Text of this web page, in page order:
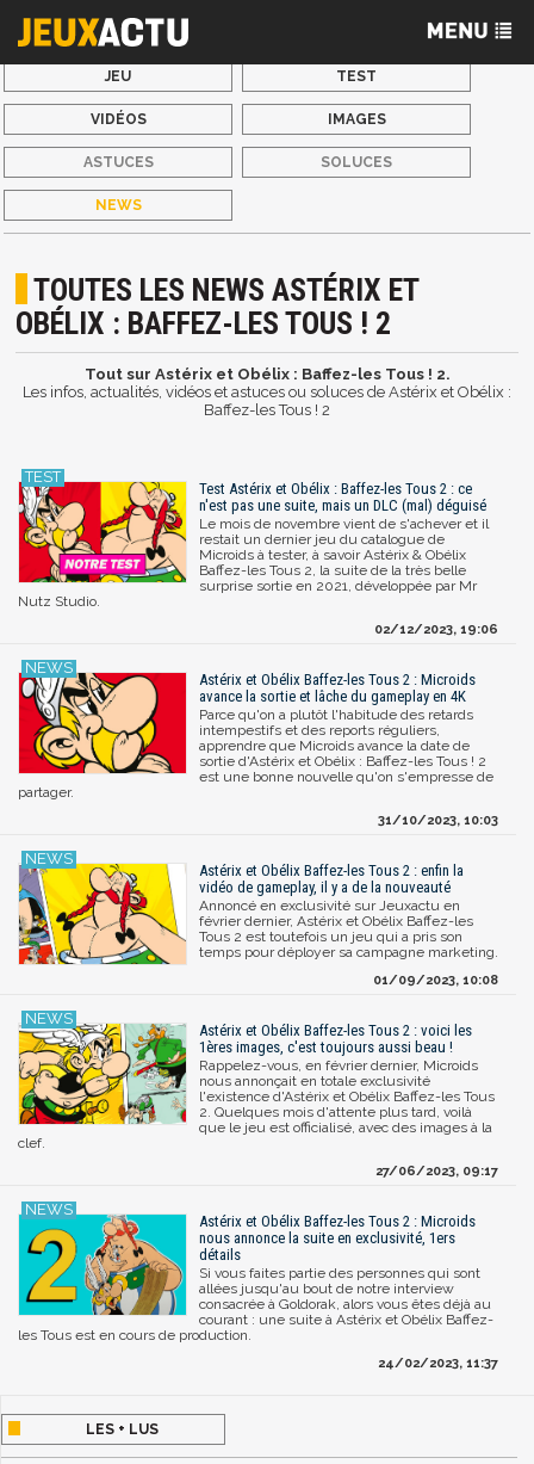
JEU TEST
VIDÉOS IMAGES
ASTUCES SOLUCES
NEWS
TOUTES LES NEWS ASTÉRIX ET
OBÉLIX : BAFFEZ-LES TOUS ! 2
Tout sur Astérix et Obélix : Baffez-les Tous ! 2.
Les infos, actualités, vidéos et astuces ou soluces de Astérix et Obélix :
Baffez-les Tous ! 2
Test Astérix et Obélix : Baffez-les Tous 2 : ce
n'est pas une suite, mais un DLC (mal) déguisé
Le mois de novembre vient de s'achever et il
restait un dernier jeu du catalogue de
Microids à tester, à savoir Astérix & Obélix
Baffez-les Tous 2, la suite de la très belle
surprise sortie en 2021, développée par Mr
Nutz Studio.
02/12/2023, 19:06
Astérix et Obélix Baffez-les Tous 2 : Microids
avance la sortie et lâche du gameplay en 4K
Parce qu'on a plutôt l'habitude des retards
intempestifs et des reports réguliers,
apprendre que Microids avance la date de
sortie d'Astérix et Obélix : Baffez-les Tous ! 2
est une bonne nouvelle qu'on s'empresse de
partager.
31/10/2023, 10:03
Astérix et Obélix Baffez-les Tous 2 : enfin la
vidéo de gameplay, il y a de la nouveauté
Annoncé en exclusivité sur Jeuxactu en
février dernier, Astérix et Obélix Baffez-les
Tous 2 est toutefois un jeu qui a pris son
temps pour déployer sa campagne marketing.
01/09/2023, 10:08
Astérix et Obélix Baffez-les Tous 2 : voici les
1ères images, c'est toujours aussi beau !
Rappelez-vous, en février dernier, Microids
nous annonçait en totale exclusivité
l'existence d'Astérix et Obélix Baffez-les Tous
2. Quelques mois d'attente plus tard, voilà
que le jeu est officialisé, avec des images à la
clef.
27/06/2023, 09:17
Astérix et Obélix Baffez-les Tous 2 : Microids
nous annonce la suite en exclusivité, 1ers
détails
Si vous faites partie des personnes qui sont
allées jusqu'au bout de notre interview
consacrée à Goldorak, alors vous êtes déjà au
courant : une suite à Astérix et Obélix Baffez-
les Tous est en cours de production.
24/02/2023, 11:37
LES + LUS